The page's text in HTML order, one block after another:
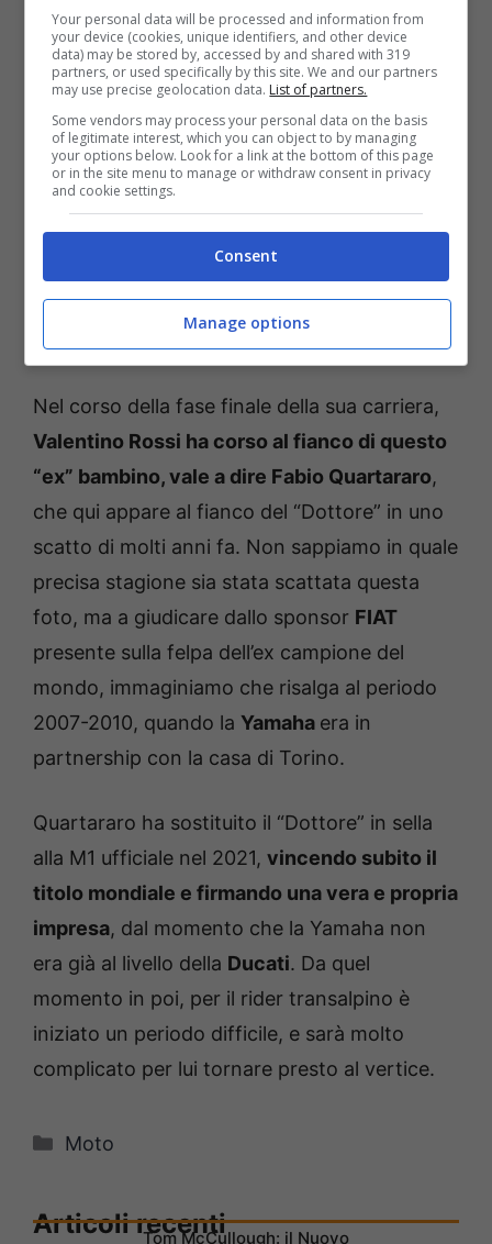
Valentino Rossi e Fabio Quartararo ai box (Facebook) –
Fuoristrada.it
Nel corso della fase finale della sua carriera,
Valentino Rossi ha corso al fianco di questo
“ex” bambino, vale a dire Fabio Quartararo,
che qui appare al fianco del “Dottore” in uno
scatto di molti anni fa. Non sappiamo in quale
precisa stagione sia stata scattata questa
foto, ma a giudicare dallo sponsor FIAT
presente sulla felpa dell’ex campione del
mondo, immaginiamo che risalga al periodo
2007-2010, quando la Yamaha era in
partnership con la casa di Torino.
Quartararo ha sostituito il “Dottore” in sella
alla M1 ufficiale nel 2021, vincendo subito il
titolo mondiale e firmando una vera e propria
impresa, dal momento che la Yamaha non
era già al livello della Ducati. Da quel
momento in poi, per il rider transalpino è
iniziato un periodo difficile, e sarà molto
complicato per lui tornare presto al vertice.
Categorie
Moto
Articoli recentiTom McCullough: il Nuovo
Your personal data will be processed and information from
your device (cookies, unique identifiers, and other device
data) may be stored by, accessed by and shared with 319
partners, or used specifically by this site. We and our partners
may use precise geolocation data. List of partners.
Some vendors may process your personal data on the basis
of legitimate interest, which you can object to by managing
your options below. Look for a link at the bottom of this page
or in the site menu to manage or withdraw consent in privacy
and cookie settings.
Consent
Manage options